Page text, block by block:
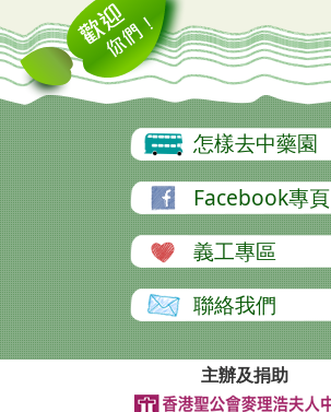
怎樣去中藥園
Facebook專頁
義工專區
聯絡我們
主辦及捐助